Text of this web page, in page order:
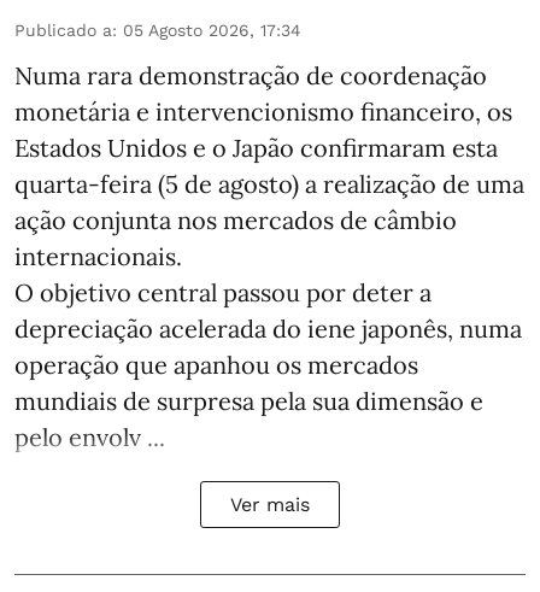
Publicado a: 05 Agosto 2026, 17:34
Numa rara demonstração de coordenação
monetária e intervencionismo financeiro, os
Estados Unidos e o Japão confirmaram esta
quarta-feira (5 de agosto) a realização de uma
ação conjunta nos mercados de câmbio
internacionais.
O objetivo central passou por deter a
depreciação acelerada do iene japonês, numa
operação que apanhou os mercados
mundiais de surpresa pela sua dimensão e
pelo envolv ...
Ver mais